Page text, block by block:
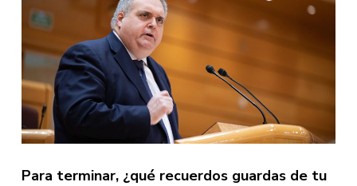
Para terminar, ¿qué recuerdos guardas de tu